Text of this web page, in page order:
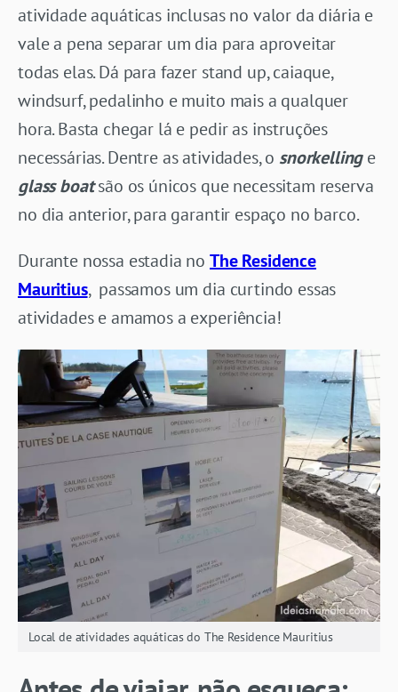
atividade aquáticas inclusas no valor da diária e
vale a pena separar um dia para aproveitar
todas elas. Dá para fazer stand up, caiaque,
windsurf, pedalinho e muito mais a qualquer
hora. Basta chegar lá e pedir as instruções
necessárias. Dentre as atividades, o snorkellinge
glass boatsão os únicos que necessitam reserva
no dia anterior, para garantir espaço no barco.
Durante nossa estadia no The Residence
Mauritius, passamos um dia curtindo essas
atividades e amamos a experiência!
Local de atividades aquáticas do The Residence Mauritius